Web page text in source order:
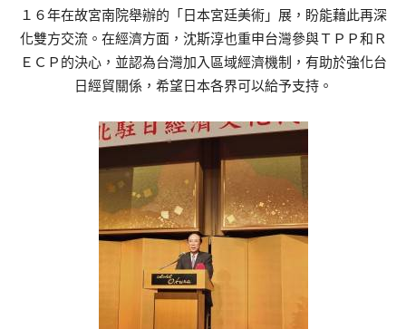
１６年在故宮南院舉辦的「日本宮廷美術」展，盼能藉此再深
化雙方交流。在經濟方面，沈斯淳也重申台灣參與ＴＰＰ和Ｒ
ＥＣＰ的決心，並認為台灣加入區域經濟機制，有助於強化台
日經貿關係，希望日本各界可以給予支持。